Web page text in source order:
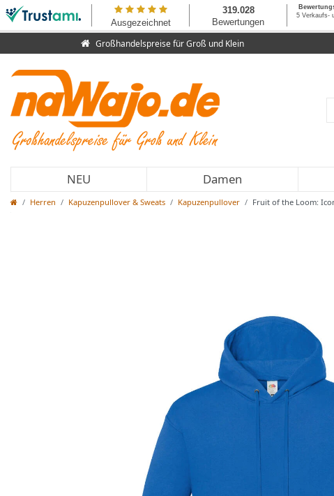
Großhandelspreise für Groß und Klein
NEU Damen
Herren Kapuzenpullover & Sweats Kapuzenpullover Fruit of the Loom: